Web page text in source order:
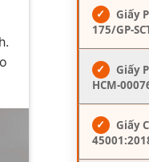
✓
Giấy
175/GP-
✓
Giấy
HCM-
✓
Giấy